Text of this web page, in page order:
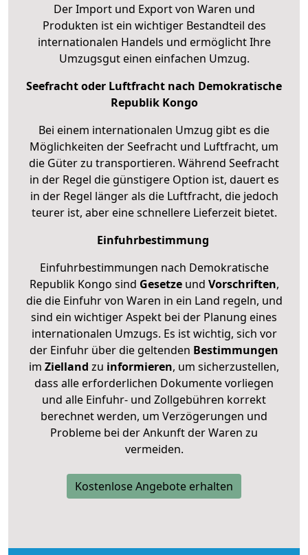
Der Import und Export von Waren und
Produkten ist ein wichtiger Bestandteil des
internationalen Handels und ermöglicht Ihre
Umzugsgut einen einfachen Umzug.
Seefracht oder Luftfracht nach Demokratische
Republik Kongo
Bei einem internationalen Umzug gibt es die
Möglichkeiten der Seefracht und Luftfracht, um
die Güter zu transportieren. Während Seefracht
in der Regel die günstigere Option ist, dauert es
in der Regel länger als die Luftfracht, die jedoch
teurer ist, aber eine schnellere Lieferzeit bietet.
Einfuhrbestimmung
Einfuhrbestimmungen nach Demokratische
Republik Kongo sind Gesetzeund Vorschriften,
die die Einfuhr von Waren in ein Land regeln, und
sind ein wichtiger Aspekt bei der Planung eines
internationalen Umzugs. Es ist wichtig, sich vor
der Einfuhr über die geltenden Bestimmungen
im Zielland zu informieren, um sicherzustellen,
dass alle erforderlichen Dokumente vorliegen
und alle Einfuhr- und Zollgebühren korrekt
berechnet werden, um Verzögerungen und
Probleme bei der Ankunft der Waren zu
vermeiden.
Kostenlose Angebote erhalten